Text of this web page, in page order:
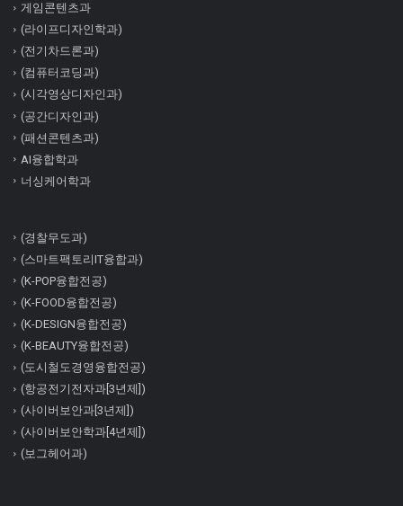
게임콘텐츠과
(라이프디자인학과)
(전기차드론과)
(컴퓨터코딩과)
(시각영상디자인과)
(공간디자인과)
(패션콘텐츠과)
AI융합학과
너싱케어학과
(경찰무도과)
(스마트팩토리IT융합과)
(K-POP융합전공)
(K-FOOD융합전공)
(K-DESIGN융합전공)
(K-BEAUTY융합전공)
(도시철도경영융합전공)
(항공전기전자과[3년제])
(사이버보안과[3년제])
(사이버보안학과[4년제])
(보그헤어과)